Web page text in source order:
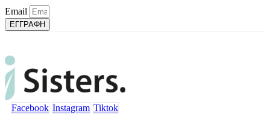
Email
ΕΓΓΡΑΦΗ
Facebook Instagram Tiktok